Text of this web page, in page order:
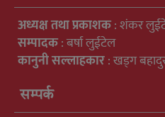
अध्यक्ष तथा प्रकाशक: शंकर
सम्पादक: बर्षा लुईटेल
कानुनी सल्लाहकार: खड्ग
सम्पर्क